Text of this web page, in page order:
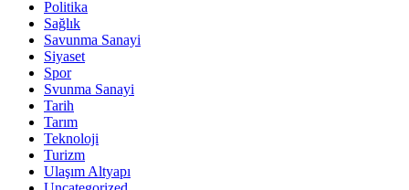
Politika
Sağlık
Savunma Sanayi
Siyaset
Spor
Svunma Sanayi
Tarih
Tarım
Teknoloji
Turizm
Ulaşım Altyapı